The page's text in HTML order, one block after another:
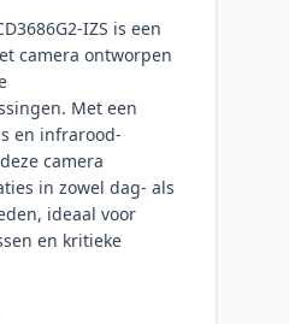
IZS is een
camera ontworpen
Met een
en infrarood-
camera
in zowel dag- als
ideaal voor
en kritieke